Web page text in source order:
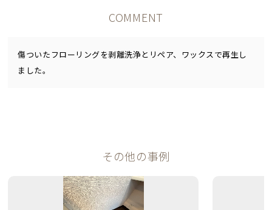
COMMENT
傷ついたフローリングを剥離洗浄とリペア、ワックスで再生し
ました。
その他の事例